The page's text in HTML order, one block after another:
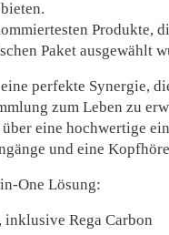
Produkte,
Paket ausgewählt
perfekte Synergie,
zum Leben zu
eine hochwertige
und eine
One Lösung:
inklusive Rega Carbon